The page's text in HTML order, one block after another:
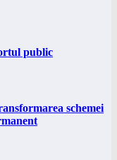
public
schemei